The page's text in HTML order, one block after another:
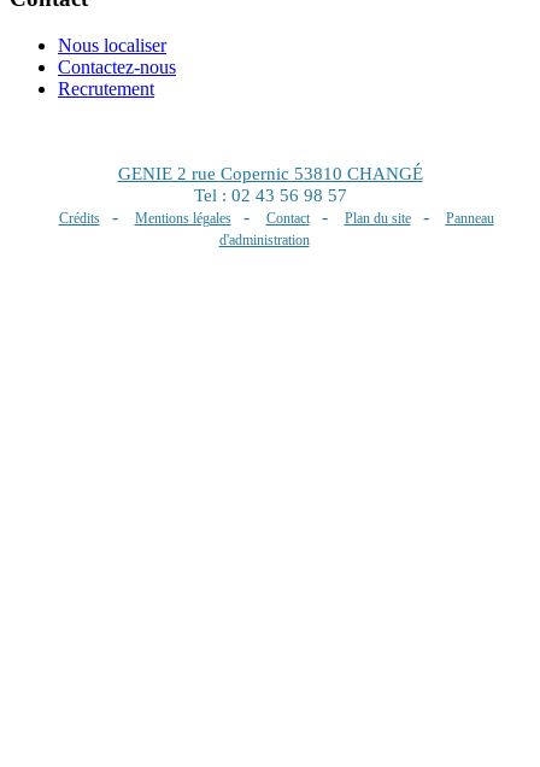
Nous localiser
Contactez-nous
Recrutement
GENIE 2 rue Copernic 53810 CHANGÉ
Tel : 02 43 56 98 57
Crédits - Mentions légales - Contact - Plan du site -
Panneau
d'administration